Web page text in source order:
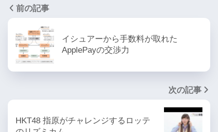
前の記事
イシュアーから手数料が取れた
ApplePayの交渉力
次の記事
HKT48 指原がチャレンジするロッテ